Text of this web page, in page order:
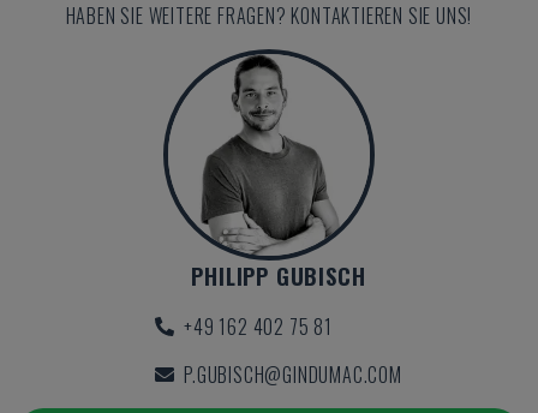
HABEN SIE WEITERE FRAGEN? KONTAKTIEREN SIE UNS!
PHILIPP GUBISCH
+49 162 402 75 81
P.GUBISCH@GINDUMAC.COM